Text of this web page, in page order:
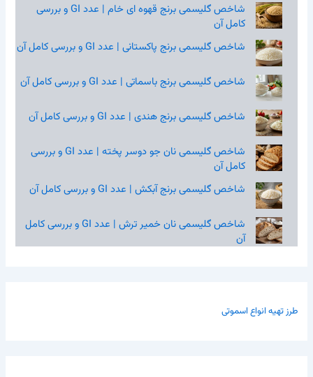
شاخص گلیسمی برنج قهوه‌ ای خام | عدد GI و بررسی
کامل آن
شاخص گلیسمی برنج پاکستانی | عدد GI و بررسی کامل آن
شاخص گلیسمی برنج باسماتی | عدد GI و بررسی کامل آن
شاخص گلیسمی برنج هندی | عدد GI و بررسی کامل آن
شاخص گلیسمی نان جو دوسر پخته | عدد GI و بررسی
کامل آن
شاخص گلیسمی برنج آبکش | عدد GI و بررسی کامل آن
شاخص گلیسمی نان خمیر ترش | عدد GI و بررسی کامل
آن
طرز تهیه انواع اسموتی